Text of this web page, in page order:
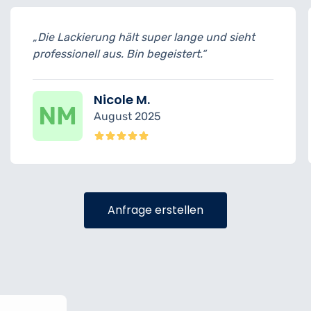
und sieht
„Sehr entspannende
das Richtige nach einem
Anfrage erstellen